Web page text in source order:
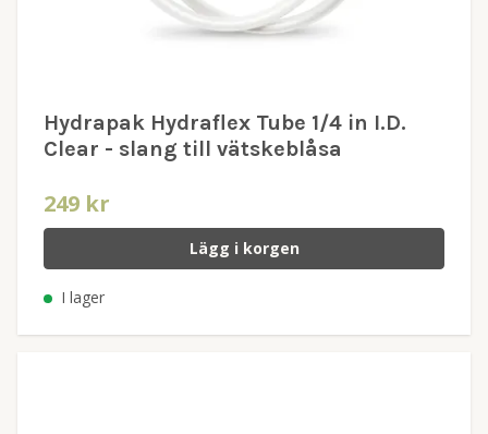
Hydrapak Hydraflex Tube 1/4 in I.D.
Clear - slang till vätskeblåsa
249 kr
Lägg i korgen
I lager